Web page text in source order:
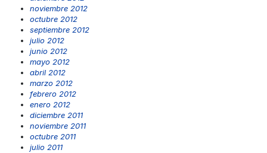
noviembre 2012
octubre 2012
septiembre 2012
julio 2012
junio 2012
mayo 2012
abril 2012
marzo 2012
febrero 2012
enero 2012
diciembre 2011
noviembre 2011
octubre 2011
julio 2011